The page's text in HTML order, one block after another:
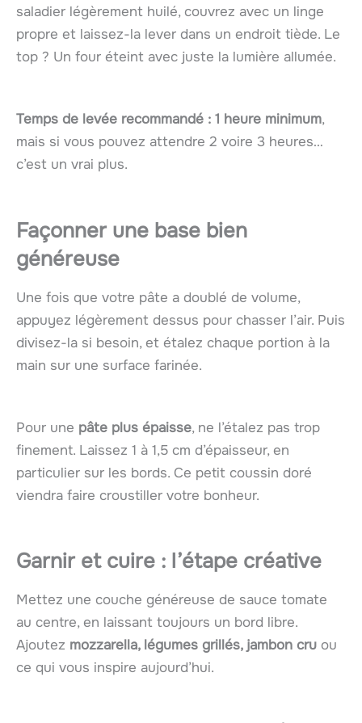
saladier légèrement huilé, couvrez avec un linge
propre et laissez-la lever dans un endroit tiède. Le
top ? Un four éteint avec juste la lumière allumée.
Temps de levée recommandé : 1 heure minimum,
mais si vous pouvez attendre 2 voire 3 heures…
c’est un vrai plus.
Façonner une base bien
généreuse
Une fois que votre pâte a doublé de volume,
appuyez légèrement dessus pour chasser l’air. Puis
divisez-la si besoin, et étalez chaque portion à la
main sur une surface farinée.
Pour une pâte plus épaisse, ne l’étalez pas trop
finement. Laissez 1 à 1,5 cm d’épaisseur, en
particulier sur les bords. Ce petit coussin doré
viendra faire croustiller votre bonheur.
Garnir et cuire : l’étape créative
Mettez une couche généreuse de sauce tomate
au centre, en laissant toujours un bord libre.
Ajoutez mozzarella, légumes grillés, jambon cru ou
ce qui vous inspire aujourd’hui.